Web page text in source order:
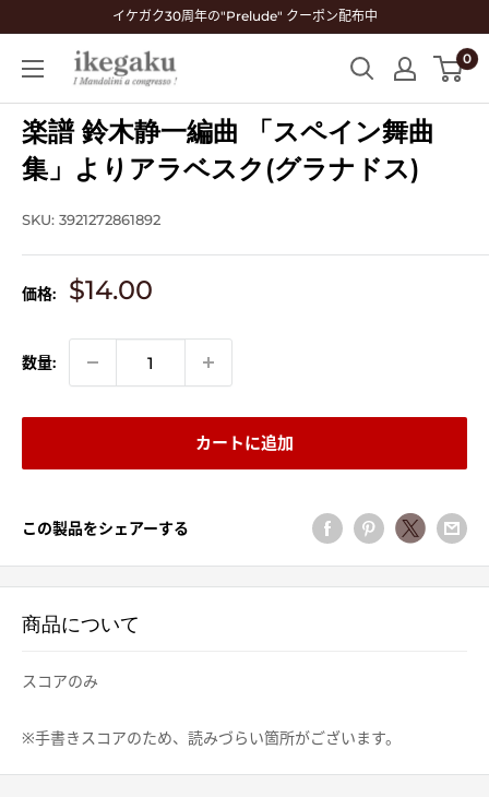
ン
イケガク30周年の"Prelude" クーポン配布中
Mandolin
&
Guitar
Shop
ikegaku
0
楽譜 鈴木静一編曲 「スペイン舞曲
集」よりアラベスク(グラナドス)
SKU: 3921272861892
価格:
販
価
格
$14.00
数量:
カートに追加
この製品をシェアーする
商品について
スコアのみ
※手書きスコアのため、読みづらい箇所がございます。